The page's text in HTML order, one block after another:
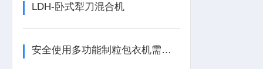
LDH-卧式犁刀混合机
安全使用多功能制粒包衣机需要注意的事项如下